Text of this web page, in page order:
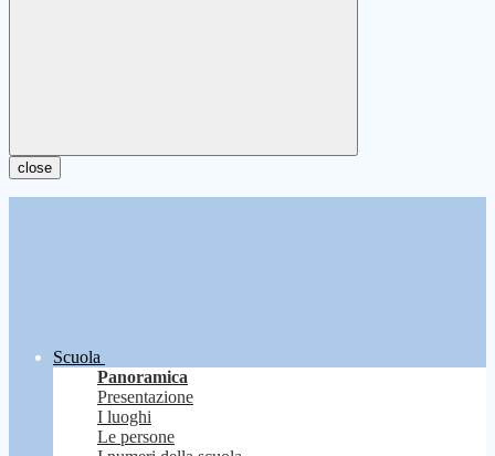
close
Scuola
Panoramica
Presentazione
I luoghi
Le persone